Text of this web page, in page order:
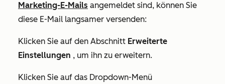
Marketing-E-Mails angemeldet sind, können Sie
diese E-Mail langsamer versenden:
Klicken Sie auf den Abschnitt Erweiterte
Einstellungen , um ihn zu erweitern.
Klicken Sie auf das Dropdown-Menü